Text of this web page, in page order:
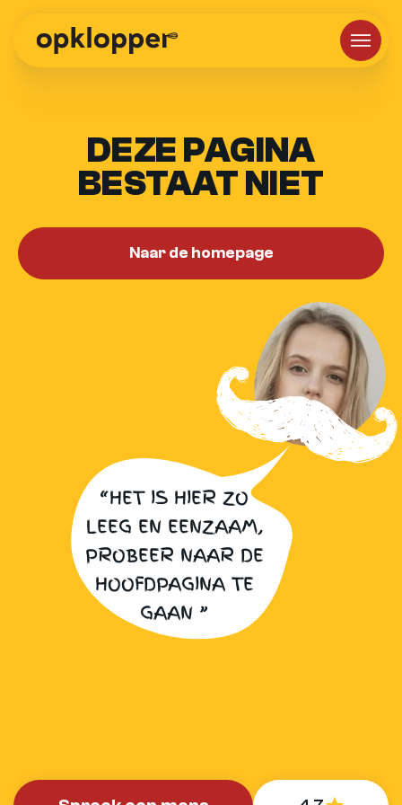
DEZE PAGINA
BESTAAT NIET
“HET IS HIER ZO
LEEG EN EENZAAM,
PROBEER NAAR DE
HOOFDPAGINA TE
GAAN ”
Naar de homepage